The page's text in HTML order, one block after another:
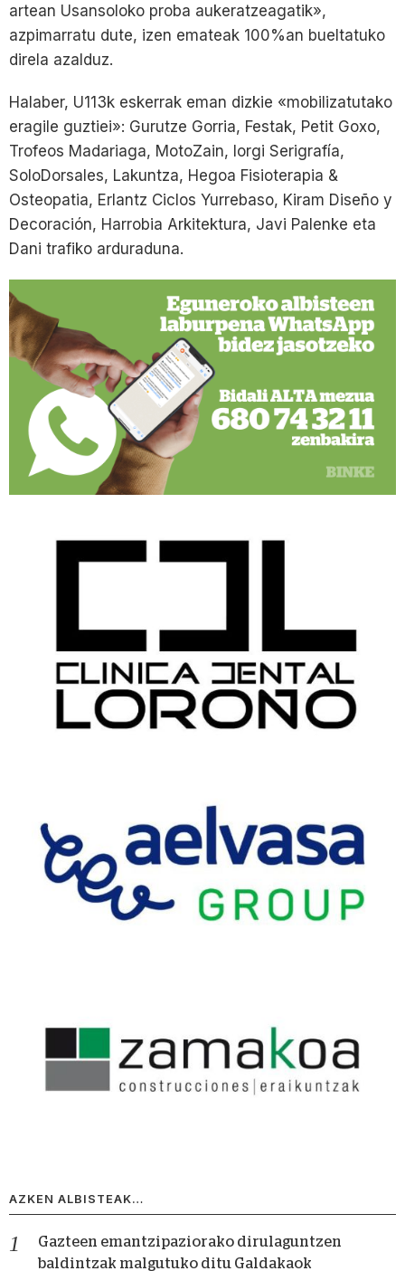
artean Usansoloko proba aukeratzeagatik»,
azpimarratu dute, izen emateak 100%an bueltatuko
direla azalduz.
Halaber, U113k eskerrak eman dizkie «mobilizatutako
eragile guztiei»: Gurutze Gorria, Festak, Petit Goxo,
Trofeos Madariaga, MotoZain, Iorgi Serigrafía,
SoloDorsales, Lakuntza, Hegoa Fisioterapia &
Osteopatia, Erlantz Ciclos Yurrebaso, Kiram Diseño y
Decoración, Harrobia Arkitektura, Javi Palenke eta
Dani trafiko arduraduna.
AZKEN ALBISTEAK…
Gazteen emantzipaziorako dirulaguntzen
baldintzak malgutuko ditu Galdakaok